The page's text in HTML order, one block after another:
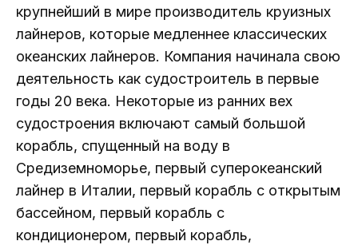
крупнейший в мире производитель круизных
лайнеров, которые медленнее классических
океанских лайнеров. Компания начинала свою
деятельность как судостроитель в первые
годы 20 века. Некоторые из ранних вех
судостроения включают самый большой
корабль, спущенный на воду в
Средиземноморье, первый суперокеанский
лайнер в Италии, первый корабль с открытым
бассейном, первый корабль с
кондиционером, первый корабль,